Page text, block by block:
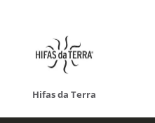
Hifas da Terra